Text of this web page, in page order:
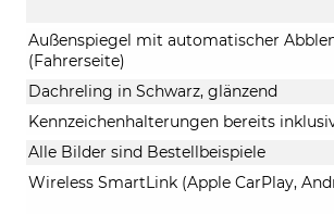
Außenspiegel mit automatischer
(Fahrerseite)
Dachreling in Schwarz, glänzend
Kennzeichenhalterungen bereits
Alle Bilder sind Bestellbeispiele
Wireless SmartLink (Apple CarPlay,